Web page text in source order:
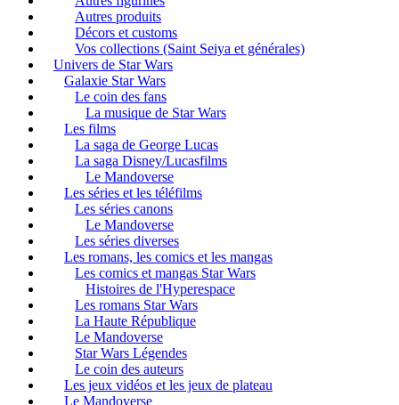
Autres produits
Décors et customs
Vos collections (Saint Seiya et générales)
Univers de Star Wars
Galaxie Star Wars
Le coin des fans
La musique de Star Wars
Les films
La saga de George Lucas
La saga Disney/Lucasfilms
Le Mandoverse
Les séries et les téléfilms
Les séries canons
Le Mandoverse
Les séries diverses
Les romans, les comics et les mangas
Les comics et mangas Star Wars
Histoires de l'Hyperespace
Les romans Star Wars
La Haute République
Le Mandoverse
Star Wars Légendes
Le coin des auteurs
Les jeux vidéos et les jeux de plateau
Le Mandoverse